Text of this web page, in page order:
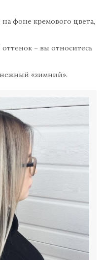
фоне кремового цвета,
– вы относитесь
«зимний».